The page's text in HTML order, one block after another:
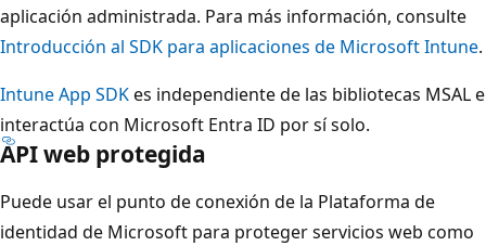
aplicación administrada. Para más información, consulte
Introducción al SDK para aplicaciones de Microsoft Intune.
Intune App SDKes independiente de las bibliotecas MSAL e
interactúa con Microsoft Entra ID por sí solo.
API web protegida
Puede usar el punto de conexión de la Plataforma de
identidad de Microsoft para proteger servicios web como